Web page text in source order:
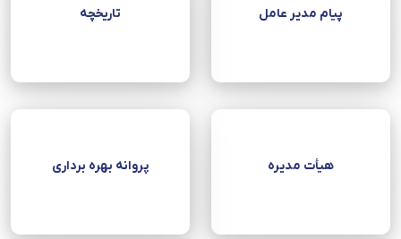
پیام مدیر عامل تاریخچه
هیأت‌ مدیره پروانه بهره برداری